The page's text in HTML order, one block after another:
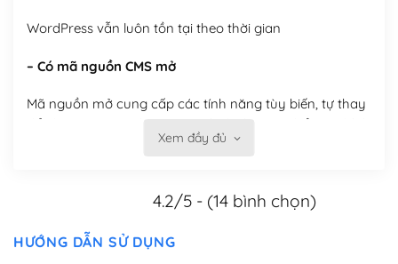
WordPress vẫn luôn tồn tại theo thời gian
– Có mã nguồn CMS mở
Mã nguồn mở cung cấp các tính năng tùy biến, tự thay
đổi theme, tự cài plugin, tự quản lý, bạn có thể tùy chỉnh
nó theo ý bạn mà không phải sử dụng dịch vụ tại bất
Việc của bạn là đăng ký một tên miền và hosting để
Xem đầy đủ
4.2/5 - (14 bình chọn)
HƯỚNG DẪN SỬ DỤNG